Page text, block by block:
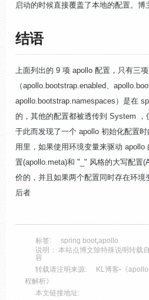
启动的时候直接覆盖了本地的配置。博
结语
上面列出的 9 项 apollo 配置，只有三
（apollo.bootstrap.enabled、
apollo.bootstrap.namespaces）是在
的，其他的配置都被透传到 System
于此而发现了一个 apollo 初始化配置
用里，如果使用环境变量来驱动
置(apollo.meta)和 "_" 风格的大写配置
价的，并且如果两个配置同时存在环
后者
标签: spring boot,apollo
说明： 本站点博文除特殊说明转载
容
转载请注明来源:
KL博客- 《
程解析》
本文链接地址: